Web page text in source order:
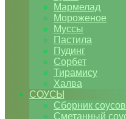
Мармелад
Мороженое
Муссы
Пастила
Пудинг
Сорбет
Тирамису
Халва
СОУСЫ
Сборник соусов
Сметанный